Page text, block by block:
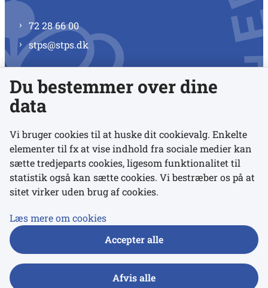
72 28 66 00
stps@stps.dk
Se alle kontaktnumre
Links
Udgivelser
Du bestemmer over dine
data
Vi bruger cookies til at huske dit cookievalg. Enkelte
elementer til fx at vise indhold fra sociale medier kan
sætte tredjeparts cookies, ligesom funktionalitet til
statistik også kan sætte cookies. Vi bestræber os på at
sitet virker uden brug af cookies.
Læs mere om cookies
Accepter alle
Afvis alle